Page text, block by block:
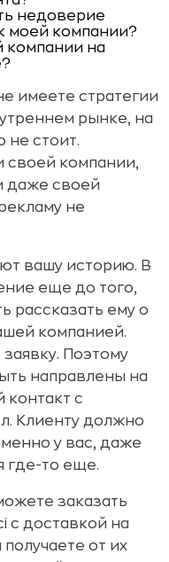
недоверие
моей компании?
компании на
имеете стратегии
рынке, на
не стоит.
своей компании,
даже своей
не
вашу историю. В
еще до того,
рассказать ему о
компанией.
Поэтому
направлены на
контакт с
Клиенту должно
у вас, даже
где-то еще.
заказать
с доставкой на
от их